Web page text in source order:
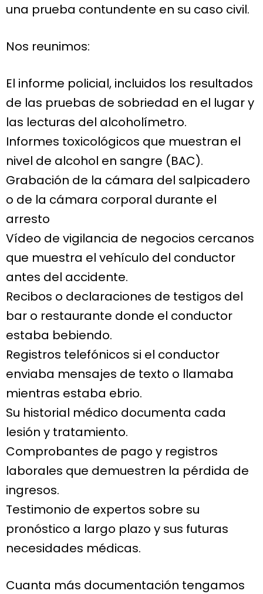
una prueba contundente en su caso civil.
Nos reunimos:
El informe policial, incluidos los resultados
de las pruebas de sobriedad en el lugar y
las lecturas del alcoholímetro.
Informes toxicológicos que muestran el
nivel de alcohol en sangre (BAC).
Grabación de la cámara del salpicadero
o de la cámara corporal durante el
arresto
Vídeo de vigilancia de negocios cercanos
que muestra el vehículo del conductor
antes del accidente.
Recibos o declaraciones de testigos del
bar o restaurante donde el conductor
estaba bebiendo.
Registros telefónicos si el conductor
enviaba mensajes de texto o llamaba
mientras estaba ebrio.
Su historial médico documenta cada
lesión y tratamiento.
Comprobantes de pago y registros
laborales que demuestren la pérdida de
ingresos.
Testimonio de expertos sobre su
pronóstico a largo plazo y sus futuras
necesidades médicas.
Cuanta más documentación tengamos